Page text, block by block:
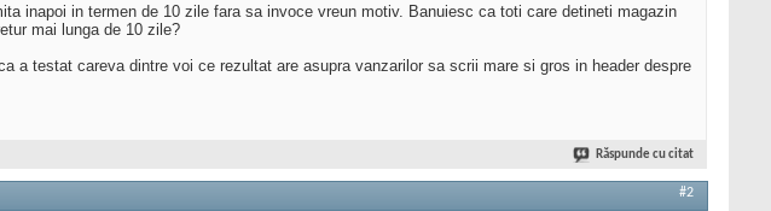
inapoi in termen de 10 zile fara sa invoce vreun motiv. Banuiesc ca toti care detineti magazin
mai lunga de 10 zile?
testat careva dintre voi ce rezultat are asupra vanzarilor sa scrii mare si gros in header despre
Răspunde cu citat
#2